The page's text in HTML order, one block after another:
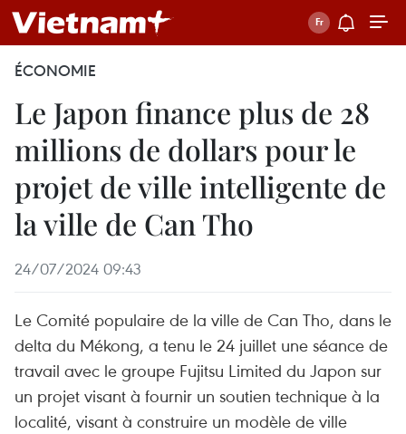
ÉCONOMIE
Le Japon finance plus de 28
millions de dollars pour le
projet de ville intelligente de
la ville de Can Tho
24/07/2024 09:43
Le Comité populaire de la ville de Can Tho, dans le
delta du Mékong, a tenu le 24 juillet une séance de
travail avec le groupe Fujitsu Limited du Japon sur
un projet visant à fournir un soutien technique à la
localité, visant à construire un modèle de ville